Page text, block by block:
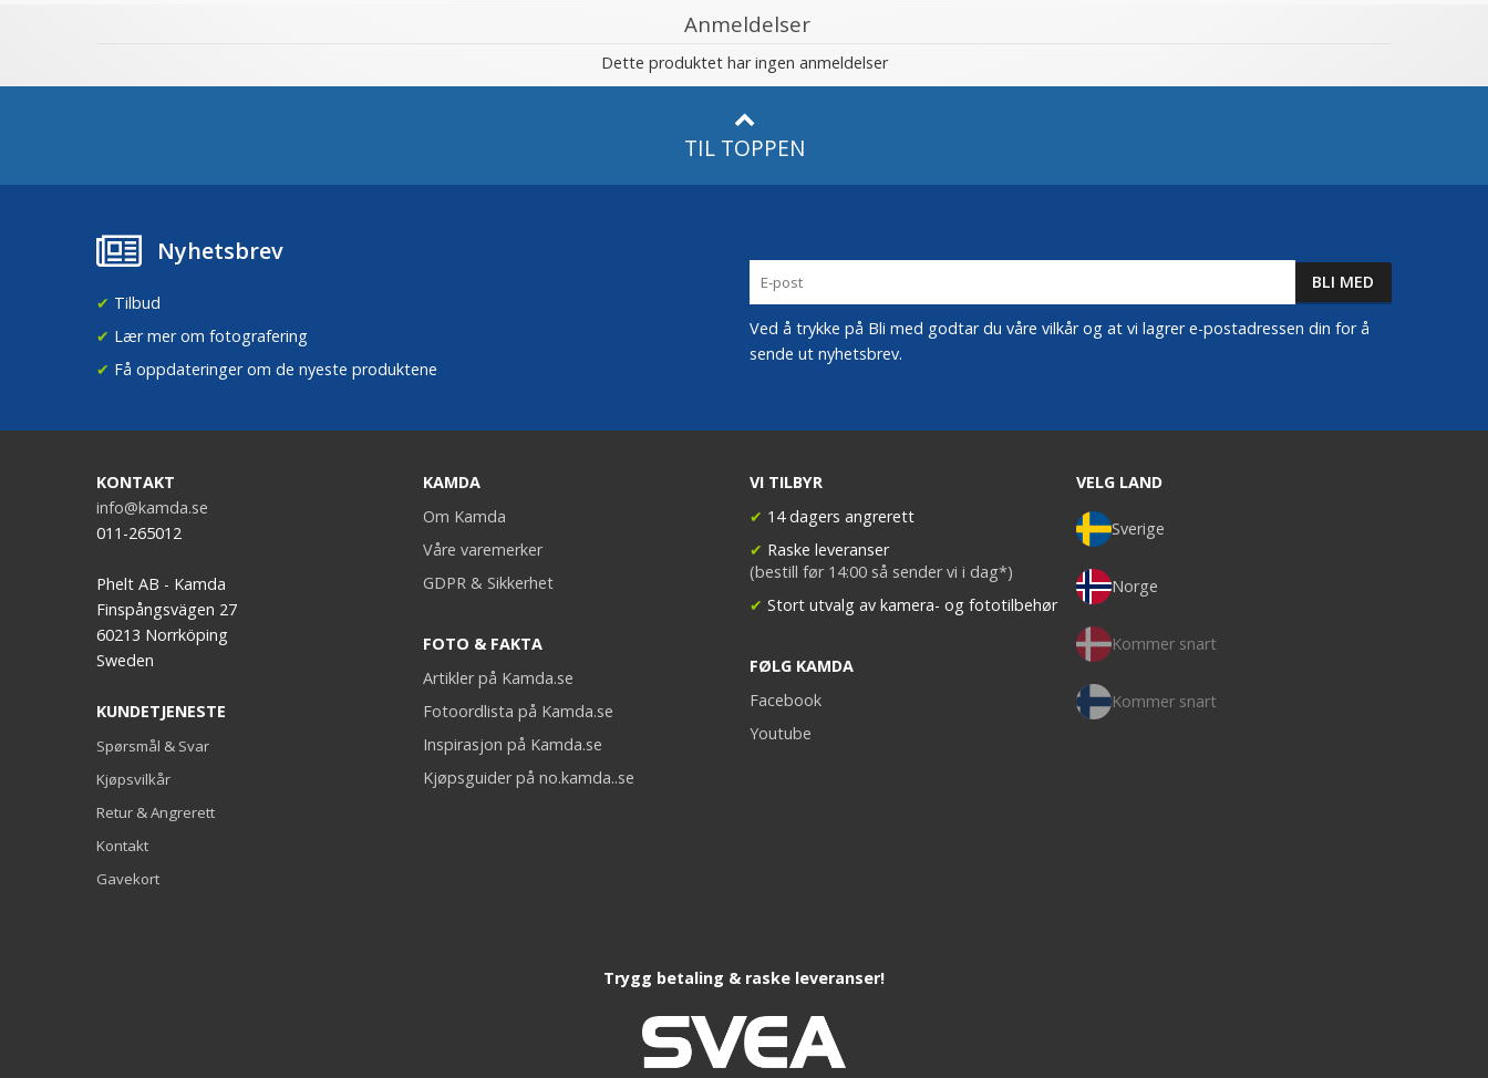
Anmeldelser
Dette produktet har ingen anmeldelser
TIL TOPPEN
Nyhetsbrev
✔ Tilbud
✔ Lær mer om fotografering
✔ Få oppdateringer om de nyeste produktene
Ved å trykke på Bli med godtar du våre vilkår og at vi lagrer e-postadressen din for å
sende ut nyhetsbrev.
KONTAKT
info@kamda.se
011-265012
Phelt AB - Kamda
Finspångsvägen 27
60213 Norrköping
Sweden
KUNDETJENESTE
Spørsmål & Svar
Kjøpsvilkår
Retur & Angrerett
Kontakt
Gavekort
KAMDA
Om Kamda
Våre varemerker
GDPR & Sikkerhet
FOTO & FAKTA
Artikler på Kamda.se
Fotoordlista på Kamda.se
Inspirasjon på Kamda.se
Kjøpsguider på no.kamda..se
VI TILBYR
✔ 14 dagers angrerett
✔ Raske leveranser
(bestill før 14:00 så sender vi i dag*)
✔ Stort utvalg av kamera- og fototilbehør
FØLG KAMDA
Facebook
Youtube
VELG LAND
Sverige
Norge
Kommer snart
Kommer snart
Trygg betaling & raske leveranser!